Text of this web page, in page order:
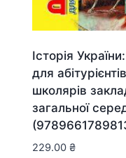
Історія
для
школярів
загальної
229.00 ₴